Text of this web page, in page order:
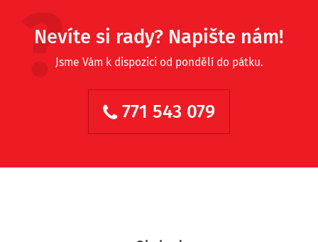
Nevíte si rady? Napište nám!
Jsme Vám k dispozici od pondělí do pátku.
771 543 079